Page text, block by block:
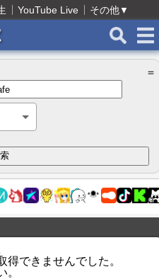
YouTube Live その他▼
＝
得できませんでした。
。